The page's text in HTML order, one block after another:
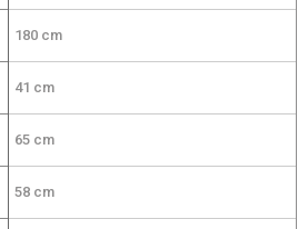
180 cm
41 cm
65 cm
58 cm